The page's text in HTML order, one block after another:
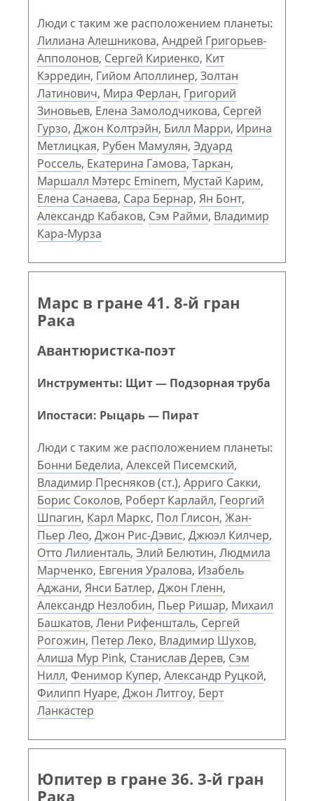
Люди с таким же расположением планеты:
Лилиана Алешникова, Андрей Григорьев-
Апполонов, Сергей Кириенко, Кит
Кэрредин, Гийом Аполлинер, Золтан
Латинович, Мира Ферлан, Григорий
Зиновьев, Елена Замолодчикова, Сергей
Гурзо, Джон Колтрэйн, Билл Марри, Ирина
Метлицкая, Рубен Мамулян, Эдуард
Россель, Екатерина Гамова, Таркан,
Маршалл Мэтерс Eminem, Мустай Карим,
Елена Санаева, Сара Бернар, Ян Бонт,
Александр Кабаков, Сэм Райми, Владимир
Кара-Мурза
Марс в гране 41. 8-й гран
Рака
Авантюристка-поэт
Инструменты: Щит — Подзорная труба
Ипостаси: Рыцарь — Пират
Люди с таким же расположением планеты:
Бонни Беделиа, Алексей Писемский,
Владимир Пресняков (ст.), Арриго Сакки,
Борис Соколов, Роберт Карлайл, Георгий
Шпагин, Карл Маркс, Пол Глисон, Жан-
Пьер Лео, Джон Рис-Дэвис, Джюэл Килчер,
Отто Лилиенталь, Элий Белютин, Людмила
Марченко, Евгения Уралова, Изабель
Аджани, Янси Батлер, Джон Гленн,
Александр Незлобин, Пьер Ришар, Михаил
Башкатов, Лени Рифеншталь, Сергей
Рогожин, Петер Леко, Владимир Шухов,
Алиша Мур Pink, Станислав Дерев, Сэм
Нилл, Фенимор Купер, Александр Руцкой,
Филипп Нуаре, Джон Литгоу, Берт
Ланкастер
Юпитер в гране 36. 3-й гран
Рака